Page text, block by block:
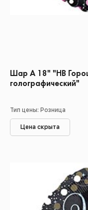
Шар А 18" "HB
голографический"
Тип цены: Розница
Цена скрыта